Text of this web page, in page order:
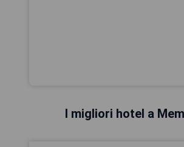
I migliori hotel a